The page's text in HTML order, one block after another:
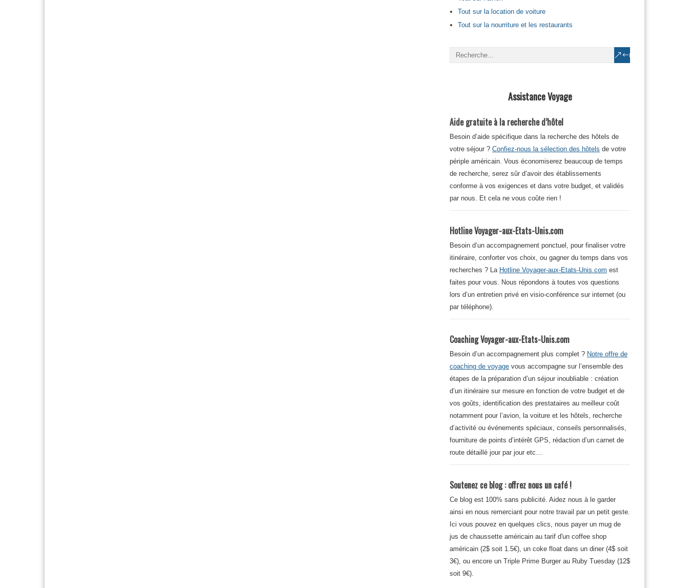
Tout sur la location de voiture
Tout sur la nourriture et les restaurants
Assistance Voyage
Aide gratuite à la recherche d’hôtel
Besoin d’aide spécifique dans la recherche des hôtels de
votre séjour ? Confiez-nous la sélection des hôtels de votre
périple américain. Vous économiserez beaucoup de temps
de recherche, serez sûr d’avoir des établissements
conforme à vos exigences et dans votre budget, et validés
par nous. Et cela ne vous coûte rien !
Hotline Voyager-aux-Etats-Unis.com
Besoin d’un accompagnement ponctuel, pour finaliser votre
itinéraire, conforter vos choix, ou gagner du temps dans vos
recherches ? La Hotline Voyager-aux-Etats-Unis.com est
faites pour vous. Nous répondons à toutes vos questions
lors d’un entretien privé en visio-conférence sur internet (ou
par téléphone).
Coaching Voyager-aux-Etats-Unis.com
Besoin d’un accompagnement plus complet ? Notre offre de
coaching de voyage vous accompagne sur l’ensemble des
étapes de la préparation d’un séjour inoubliable : création
d’un itinéraire sur mesure en fonction de votre budget et de
vos goûts, identification des prestataires au meilleur coût
notamment pour l’avion, la voiture et les hôtels, recherche
d’activité ou événements spéciaux, conseils personnalisés,
fourniture de points d’intérêt GPS, rédaction d’un carnet de
route détaillé jour par jour etc…
Soutenez ce blog : offrez nous un café !
Ce blog est 100% sans publicité. Aidez nous à le garder
ainsi en nous remerciant pour notre travail par un petit geste.
Ici vous pouvez en quelques clics, nous payer un mug de
jus de chaussette américain au tarif d'un coffee shop
américain (2$ soit 1.5€), un coke float dans un diner (4$ soit
3€), ou encore un Triple Prime Burger au Ruby Tuesday (12$
soit 9€).